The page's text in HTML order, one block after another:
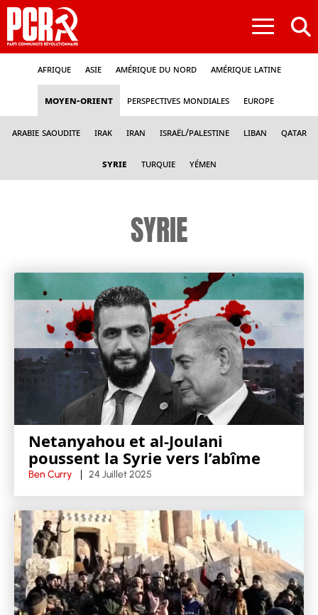
≡
Afrique Asie Amérique du nord Amérique latine
Moyen-Orient Perspectives mondiales Europe
Arabie Saoudite Irak Iran Israël/Palestine Liban Qatar
Syrie Turquie Yémen
SYRIE
Netanyahou et al-Joulani
poussent la Syrie vers l’abîme
Ben Curry 24 Juillet 2025